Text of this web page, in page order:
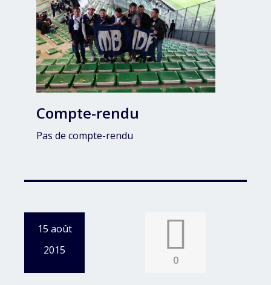
Compte-rendu
Pas de compte-rendu
15 août
2015
0